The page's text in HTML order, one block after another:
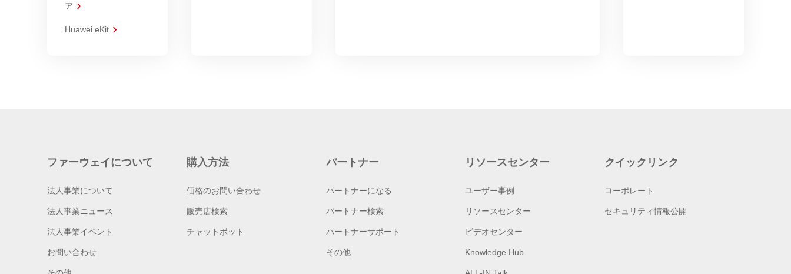
ア
Huawei eKit
ファーウェイについて
法人事業について
法人事業ニュース
法人事業イベント
お問い合わせ
購入方法
価格のお問い合わせ
販売店検索
チャットボット
パートナー
パートナーになる
パートナー検索
パートナーサポート
その他
リソースセンター
ユーザー事例
リソースセンター
ビデオセンター
Knowledge Hub
クイックリンク
コーポレート
セキュリティ情報公開